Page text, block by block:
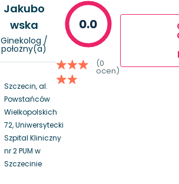
Jakubo
wska
Ginekolog /
położny(a)
Szczecin, al.
Powstańców
Wielkopolskich
72, Uniwersytecki
Szpital Kliniczny
nr 2 PUM w
Szczecinie
0.0
(0
ocen)